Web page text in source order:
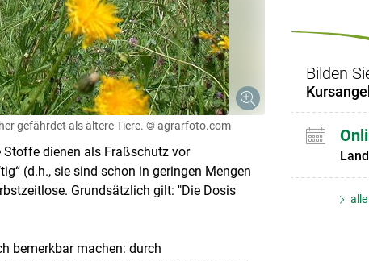
gefährdet als ältere Tiere. © agrarfoto.com
dienen als Fraßschutz vor
(d.h., sie sind schon in geringen Mengen
Grundsätzlich gilt: "Die Dosis
bemerkbar machen: durch
Bilden